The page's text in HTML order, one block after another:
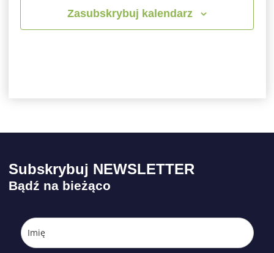
Zasubskrybuj kalendarz
Subskrybuj NEWSLETTER
Bądź na bieżąco